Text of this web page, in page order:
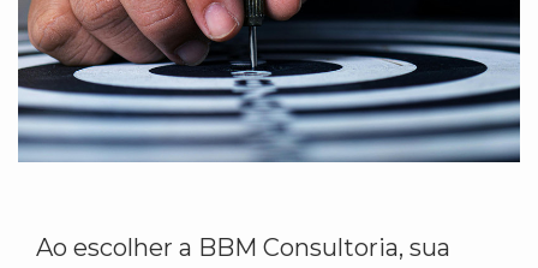
Ao escolher a BBM Consultoria, sua